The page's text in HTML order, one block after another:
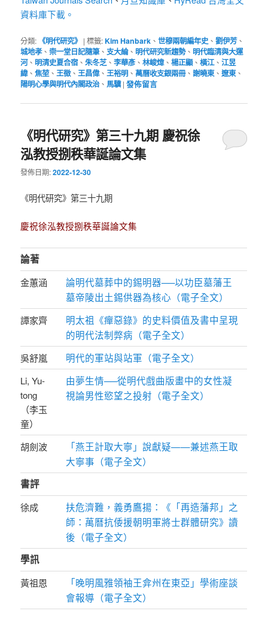
資料庫下載。
分類: 《明代研究》 |標籤: Kim Hanbark 、世穆兩朝編年史 、劉伊芳、
城地孝、 崇一堂日記隨筆、 支大綸、 明代研究新趨勢、 明代臨清與大運
河、 明清史夏合宿、朱冬芝、李華彥、林峻煒、楊正顯、橫江、江昱
緯、焦堃、王徵、王昌偉、王裕明 、萬曆收支銀兩冊、謝曉東、遼東、
陽明心學與明代內閣政治、 馬驥 |發佈留言
《明代研究》第三十九期 慶祝徐
泓教授捌秩華誕論文集
發佈日期:2022-12-30
《明代研究》第三十九期
慶祝徐泓教授捌秩華誕論文集
論著
金蕙涵
論明代墓葬中的錫明器──以功臣墓藩王
墓帝陵出土錫供器為核心（電子全文）
譚家齊
明太祖《癉惡錄》的史料價值及書中呈現
的明代法制弊病（電子全文）
吳舒嵐 明代的軍站與站軍（電子全文）
Li, Yu-
tong
（李玉
童）
由夢生情──從明代戲曲版畫中的女性凝
視論男性慾望之投射（電子全文）
胡劍波
「燕王計取大寧」說獻疑——兼述燕王取
大寧事（電子全文）
書評
徐成
扶危濟難，義勇鷹揚：《「再造藩邦」之
師：萬曆抗倭援朝明軍將士群體研究》讀
後（電子全文）
學訊
黃祖恩
「晚明風雅領袖王弇州在東亞」學術座談
會報導（電子全文）